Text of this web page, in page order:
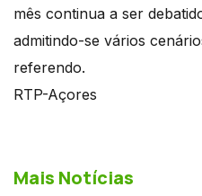
mês continua a ser
admitindo-se vários
referendo.
RTP-Açores
Mais Notícias